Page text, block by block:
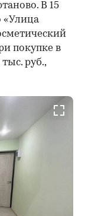
В 15
«Улица
покупке в
руб.,